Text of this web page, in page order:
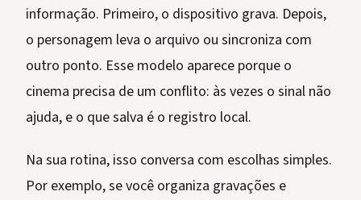
informação. Primeiro, o dispositivo grava. Depois,
o personagem leva o arquivo ou sincroniza com
outro ponto. Esse modelo aparece porque o
cinema precisa de um conflito: às vezes o sinal não
ajuda, e o que salva é o registro local.
Na sua rotina, isso conversa com escolhas simples.
Por exemplo, se você organiza gravações e